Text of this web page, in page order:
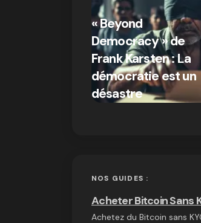
« Beyond
Democracy » de
Frank Karsten : La
démocratie est un
désastre
NOS GUIDES :
Acheter Bitcoin Sans
Achetez du Bitcoin sans